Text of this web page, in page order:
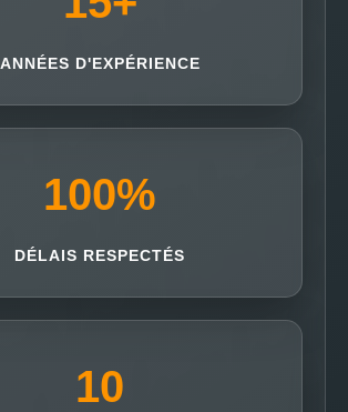
ANNÉES D'EXPÉRIENCE
100%
DÉLAIS RESPECTÉS
10